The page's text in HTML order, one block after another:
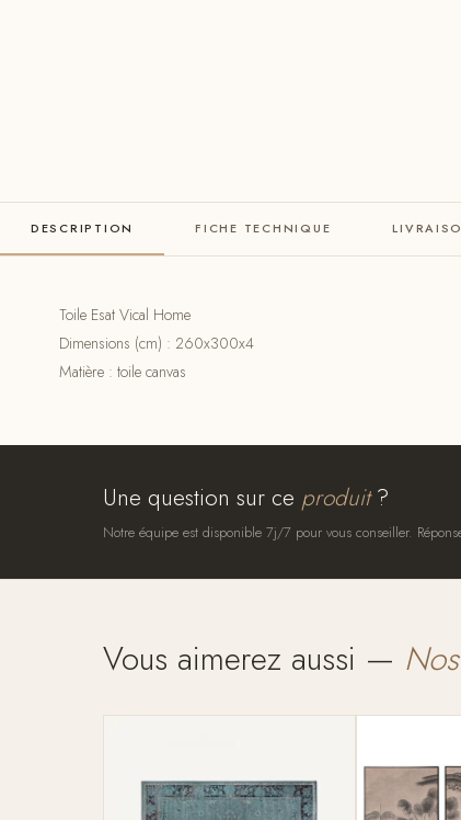
DESCRIPTION FICHE TECHNIQUE
Toile Esat Vical Home
Dimensions (cm) : 260x300x4
Matière : toile canvas
Une question sur ce produit?
Notre équipe est disponible 7j/7 pour vous conseiller.
Vous aimerez aussi —